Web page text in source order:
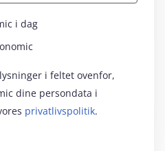
i dag
i feltet ovenfor,
dine persondata i
privatlivspolitik.